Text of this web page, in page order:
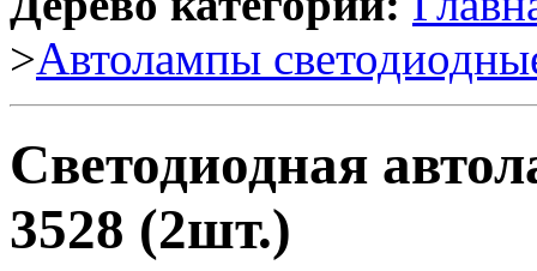
>Автолампы
Светодиодная
3528 (2шт.)